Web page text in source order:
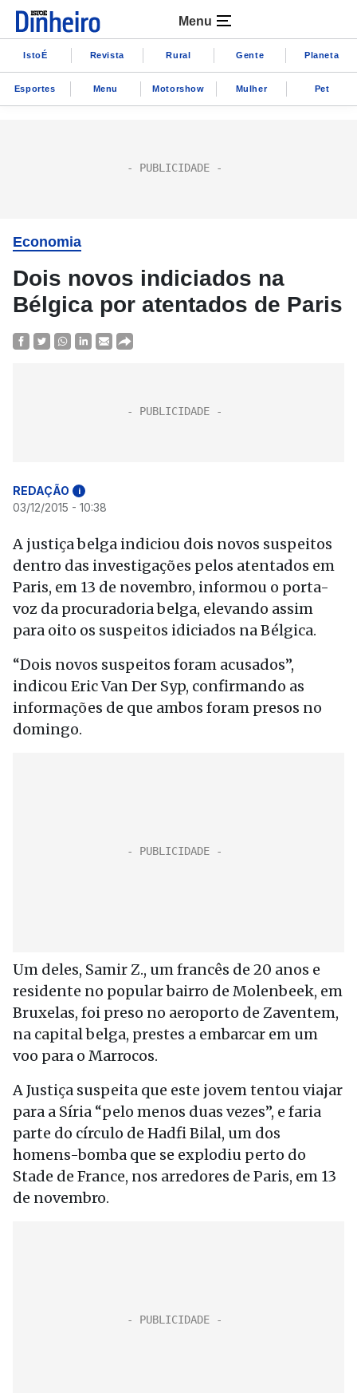
Menu
IstoÉ Revista Rural Gente Planeta
Esportes Menu Motorshow Mulher Pet
Economia
Dois novos indiciados na
Bélgica por atentados de Paris
REDAÇÃO i
03/12/2015 - 10:38
A justiça belga indiciou dois novos suspeitos
dentro das investigações pelos atentados em
Paris, em 13 de novembro, informou o porta-
voz da procuradoria belga, elevando assim
para oito os suspeitos idiciados na Bélgica.
“Dois novos suspeitos foram acusados”,
indicou Eric Van Der Syp, confirmando as
informações de que ambos foram presos no
domingo.
Um deles, Samir Z., um francês de 20 anos e
residente no popular bairro de Molenbeek, em
Bruxelas, foi preso no aeroporto de Zaventem,
na capital belga, prestes a embarcar em um
voo para o Marrocos.
A Justiça suspeita que este jovem tentou viajar
para a Síria “pelo menos duas vezes”, e faria
parte do círculo de Hadfi Bilal, um dos
homens-bomba que se explodiu perto do
Stade de France, nos arredores de Paris, em 13
de novembro.